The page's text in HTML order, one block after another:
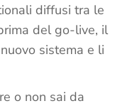
diffusi tra le
del go-live, il
sistema e li
o non sai da